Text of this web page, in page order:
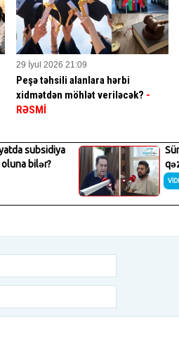
29 İyul 2026 21:09
Peşə təhsili alanlara hərbi
xidmətdən möhlət veriləcək? -
RƏSMİ